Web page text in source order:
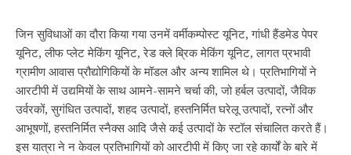
जिन सुविधाओं का दौरा किया गया उनमें वर्मीकम्पोस्ट यूनिट, गांधी हैंडमेड पेपर
यूनिट, लीफ प्लेट मेकिंग यूनिट, रेड क्ले ब्रिक मेकिंग यूनिट, लागत प्रभावी
ग्रामीण आवास प्रौद्योगिकियों के मॉडल और अन्य शामिल थे। प्रतिभागियों ने
आरटीपी में उद्यमियों के साथ आमने-सामने चर्चा की, जो हर्बल उत्पादों, जैविक
उर्वरकों, सुगंधित उत्पादों, शहद उत्पादों, हस्तनिर्मित घरेलू उत्पादों, रत्नों और
आभूषणों, हस्तनिर्मित स्नैक्स आदि जैसे कई उत्पादों के स्टॉल संचालित करते हैं।
इस यात्रा ने न केवल प्रतिभागियों को आरटीपी में किए जा रहे कार्यों के बारे में